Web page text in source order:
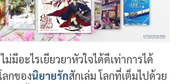
ม่มีอะไรเยียวยาหัวใจได้ดีเท่าการได้
ลกของนิยายรักสักเล่ม โลกที่เต็มไปด้วย